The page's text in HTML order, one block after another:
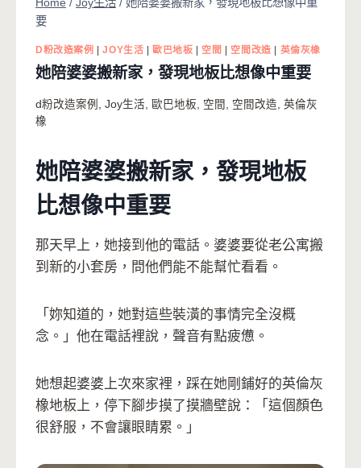
要
D粉改造案例 |JOY生活 |歐巴地板 | 空間 | 空間改造 | 英倫灰橡
她陪婆婆搬新家，發現地板比想像中重要
d粉改造案例 , Joy生活, 歐巴地板, 空間 , 空間改造, 英倫灰
橡
她陪婆婆搬新家，發現地板
比想像中重要
那天早上，她接到他的電話。婆婆要從老公寓搬
到新的小套房，問他們能不能幫忙看看。
「妳知道的，她對這些裝潢的事情完全沒概
念。」他在電話裡說，聲音有點疲憊。
她想起婆婆上次來家裡，踩在她剛鋪好的英倫灰
橡地板上，停下腳步摸了摸牆壁說：「這個顏色
很舒服，不會讓眼睛累。」